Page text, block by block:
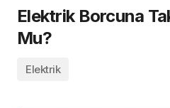
Elektrik Borcuna
Mu?
Elektrik